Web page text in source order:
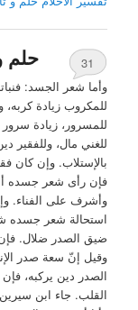
حلم
31
وأما شعر الجسد:
للمكروب زيادة
للمسرور، زيادة
للغني مال، وللفقير
بالإستلاب. وإن كان
فإن رأى شعر جسده
وأشرف على الفناء.
استحالة شعر جسده
ضيق الصدر ضلال.
وقيل إنّ سعة صدر
الصدر دين يركبه،
القلب. جاء ابن